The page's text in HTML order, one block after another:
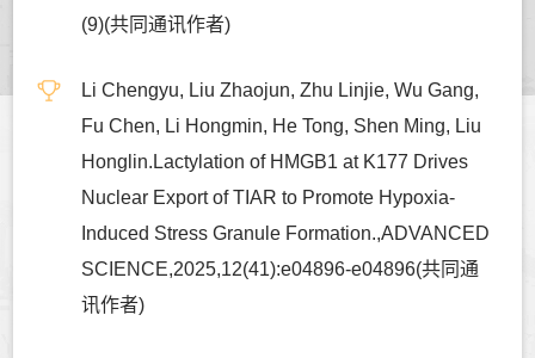
(9)(共同通讯作者)
Li Chengyu, Liu Zhaojun, Zhu Linjie, Wu Gang,
Fu Chen, Li Hongmin, He Tong, Shen Ming, Liu
Honglin.Lactylation of HMGB1 at K177 Drives
Nuclear Export of TIAR to Promote Hypoxia-
Induced Stress Granule Formation.,ADVANCED
SCIENCE,2025,12(41):e04896-e04896(共同通
讯作者)